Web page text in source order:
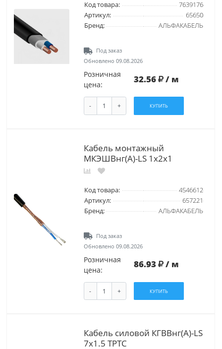
Код товара:
7639176
Артикул:
65650
Бренд:
АЛЬФАКАБЕЛЬ
Под заказ
Обновлено 09.08.2026
Розничная
цена:
32.56 / м
- + КУПИТЬ
Кабель монтажный
МКЭШВнг(А)-LS 1х2х1
Код товара:
4546612
Артикул:
657221
Бренд:
АЛЬФАКАБЕЛЬ
Под заказ
Обновлено 09.08.2026
Розничная
цена:
86.93 / м
- + КУПИТЬ
Кабель силовой КГВВнг(А)-LS
7х1.5 ТРТС